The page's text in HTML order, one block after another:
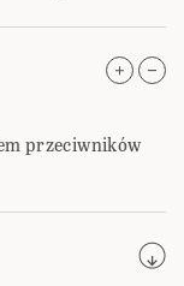
przeciwników